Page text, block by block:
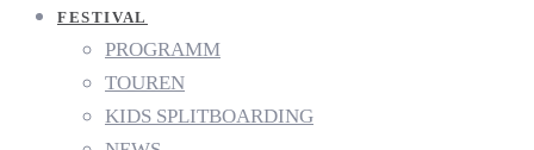
FESTIVAL
PROGRAMM
TOUREN
KIDS SPLITBOARDING